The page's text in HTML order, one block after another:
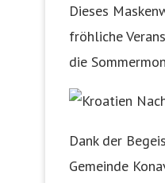
Dieses
fröhliche
die
Dank der
Gemeinde